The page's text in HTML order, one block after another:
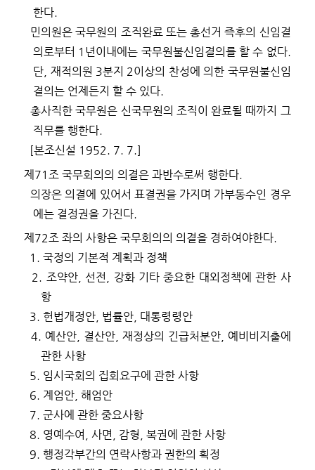
한다.
민의원은 국무원의 조직완료 또는 총선거 즉후의 신임결
의로부터 1 년이내에는 국무원불신임결의를 할 수 없다.
단 재적의원 3분지 2이상의 찬성에 의한 국무원불신임
결의는 언제든지 할 수 있다.
총사직한 국무원은 신국무원의 조직이 완료될 때까지 그
직무를 행한다.
[본조신설 1952. 7. 7.]
제 71 조 국무회의의 의결은 과반수로써 행한다
의장은 의결에 있어서 표결권을 가지며 가부동수인 경우
에는 결정권을 가진다
제 72조 좌의 사항은 국무회의의 의결을 경하여야한다.
1.국정의 기본적 계획과 정책
2. 조약안, 선전
강화 기타 중요한 대외정책에 관한 사
항
3. 헌법개정안 법률안 대통령령안
4. 예산안 결산안, 재정상의 긴급처분안, 예비비지출에
관한 사항
5. 임시국회의 집회요구에 관한 사항
6. 계엄안 ,해엄안
7.군사에 관한 중요사항
8. 영예수여 ,사면 감형 ,복권에 관한 사항
9. 행정각부간의 연락사항과 권한의 획정